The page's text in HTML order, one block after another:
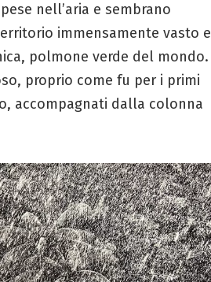
nell’aria e sembrano
immensamente vasto e
polmone verde del mondo.
proprio come fu per i primi
accompagnati dalla colonna